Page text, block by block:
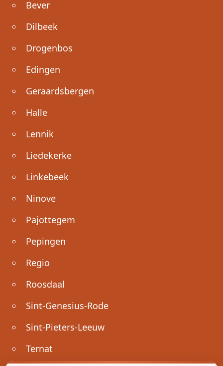
Bever
Dilbeek
Drogenbos
Edingen
Geraardsbergen
Halle
Lennik
Liedekerke
Linkebeek
Ninove
Pajottegem
Pepingen
Regio
Roosdaal
Sint-Genesius-Rode
Sint-Pieters-Leeuw
Ternat